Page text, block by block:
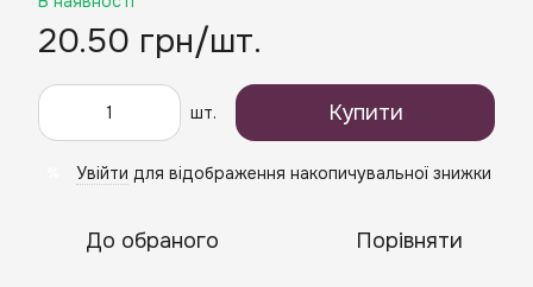
20.50 грн/шт.
шт. Купити
Увійти для відображення накопичувальної знижки
До обраного Порівняти